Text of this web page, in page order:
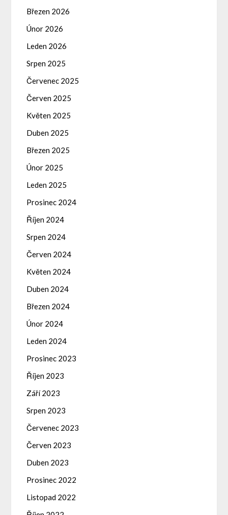
Březen 2026
Únor 2026
Leden 2026
Srpen 2025
Červenec 2025
Červen 2025
Květen 2025
Duben 2025
Březen 2025
Únor 2025
Leden 2025
Prosinec 2024
Říjen 2024
Srpen 2024
Červen 2024
Květen 2024
Duben 2024
Březen 2024
Únor 2024
Leden 2024
Prosinec 2023
Říjen 2023
Září 2023
Srpen 2023
Červenec 2023
Červen 2023
Duben 2023
Prosinec 2022
Listopad 2022